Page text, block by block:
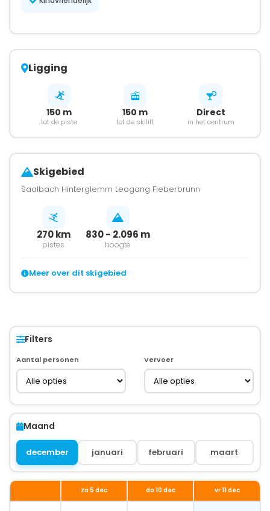
Ligging
150 m
tot de piste
150 m
tot de skilift
Direct
in het centrum
Skigebied
Saalbach Hinterglemm Leogang Fieberbrunn
270 km
pistes
830 - 2.096 m
hoogte
Meer over dit skigebied
Filters
Aantal personen Vervoer
Maand
december januari februari maart
za 5 dec do 10 dec vr 11 dec